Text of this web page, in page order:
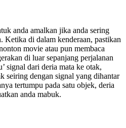
anda amalkan jika anda sering
Ketika di dalam kenderaan, pastikan
movie atau pun membaca
di luar sepanjang perjalanan
signal dari deria mata ke otak,
seiring dengan signal yang dihantar
tertumpu pada satu objek, deria
anda mabuk.